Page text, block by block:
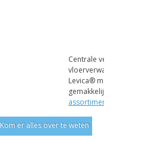
Centrale verwarming of
vloerverwarming
Levica® maakt het u
gemakkelijk met zijn
assortiment....
Kom er alles over te weten